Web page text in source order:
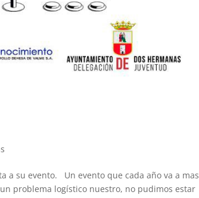
a su evento. Un evento que cada año va a mas
problema logístico nuestro, no pudimos estar